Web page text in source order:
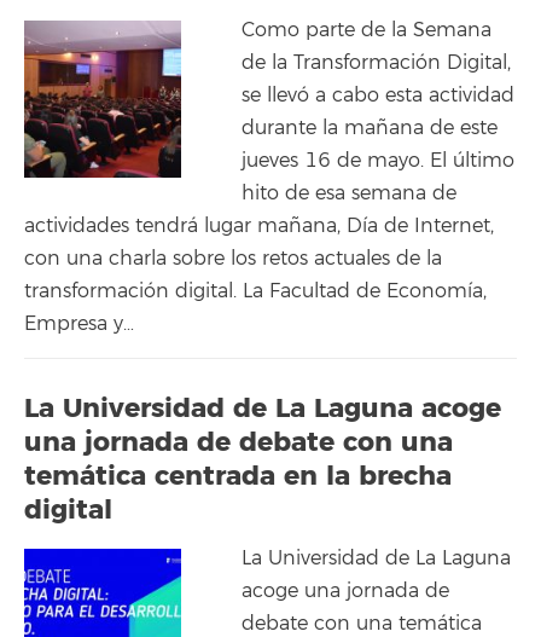
Como parte de la Semana
de la Transformación Digital,
se llevó a cabo esta actividad
durante la mañana de este
jueves 16 de mayo. El último
hito de esa semana de
actividades tendrá lugar mañana, Día de Internet,
con una charla sobre los retos actuales de la
transformación digital. La Facultad de Economía,
Empresa y…
La Universidad de La Laguna acoge
una jornada de debate con una
temática centrada en la brecha
digital
La Universidad de La Laguna
acoge una jornada de
debate con una temática